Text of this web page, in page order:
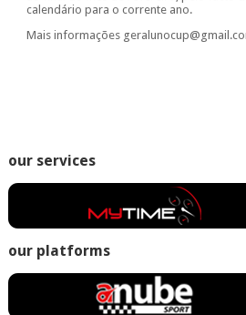
calendário para o corrente ano.
Mais informações
our services
our platforms